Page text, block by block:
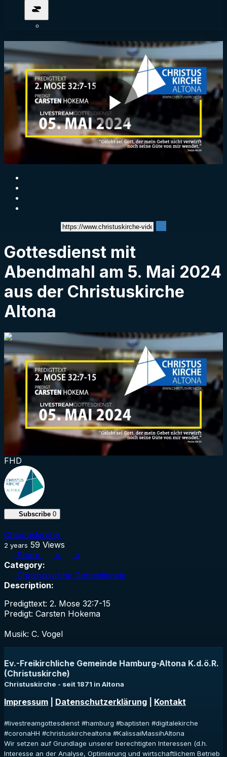
Play
Gottesdienst mit
Abendmahl am 5. Mai 2024
aus der Christuskirche
Altona
1:34:50
FHD
Subscribe 0
Christuskirche
2 years 59 Views
Share
0 0
Category:
Christuskirche Gottesdienste
Description:
Predigttext: 2. Mose 32:7-15
Predigt: Carsten Hokema
Musik: C. Vogel
Ev.-Freikirchliche Gemeinde Hamburg-Altona K.d.ö.R.
(Christuskirche)
Christuskirche - seit 1871 in Altona
Impressum Datenschutzerklärung Kontakt
#livestreamgottesdienst #hamburg #baptisten #digitalekirche
#coronaHH #christuskirchealtona #KalissaiMassihAltona
Wir setzen auf Grundlage unserer berechtigten Interessen (d.h.
Interesse an der Analyse, Optimierung und wirtschaftlichem Betrieb